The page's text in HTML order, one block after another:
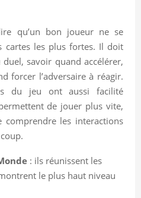
qu’un bon joueur ne se
cartes les plus fortes. Il doit
savoir quand accélérer,
forcer l’adversaire à réagir.
du jeu ont aussi facilité
de jouer plus vite,
comprendre les interactions
: ils réunissent les
le plus haut niveau